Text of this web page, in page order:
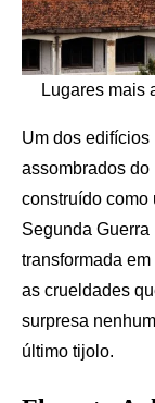
Lugares mais
Um dos
assombrados
construído como
Segunda
transformada
as crueldades
surpresa
último tijolo.